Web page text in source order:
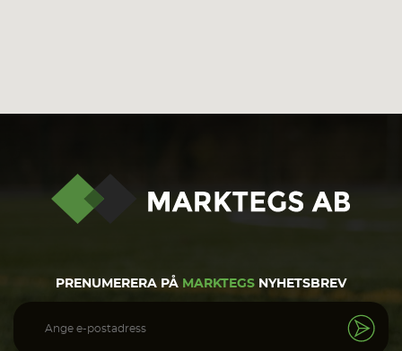
PRENUMERERA PÅ MARKTEGS NYHETSBREV